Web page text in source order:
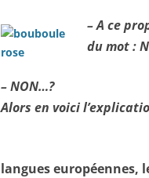
– A ce
du mot :
– NON…?
Alors en voici
langues européennes,